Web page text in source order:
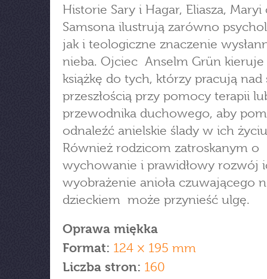
Historie Sary i Hagar, Eliasza, Maryi
Samsona ilustrują zarówno
jak i teologiczne znaczenie
nieba. Ojciec Anselm Grün
książkę do tych, którzy pracują nad
przeszłością przy pomocy terapii
przewodnika duchowego, aby
odnaleźć anielskie ślady w ich
Również rodzicom zatroskanym o
wychowanie i prawidłowy rozwój
wyobrażenie anioła czuwającego
dzieckiem może przynieść ulgę.
Oprawa miękka
Format: 124 × 195 mm
Liczba stron: 160